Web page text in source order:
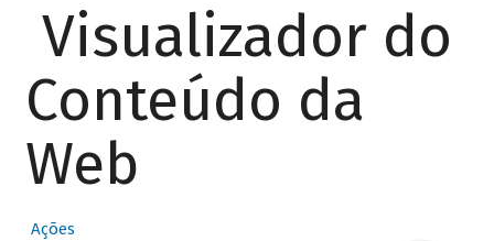
Visualizador do
Conteúdo da
Web
Ações